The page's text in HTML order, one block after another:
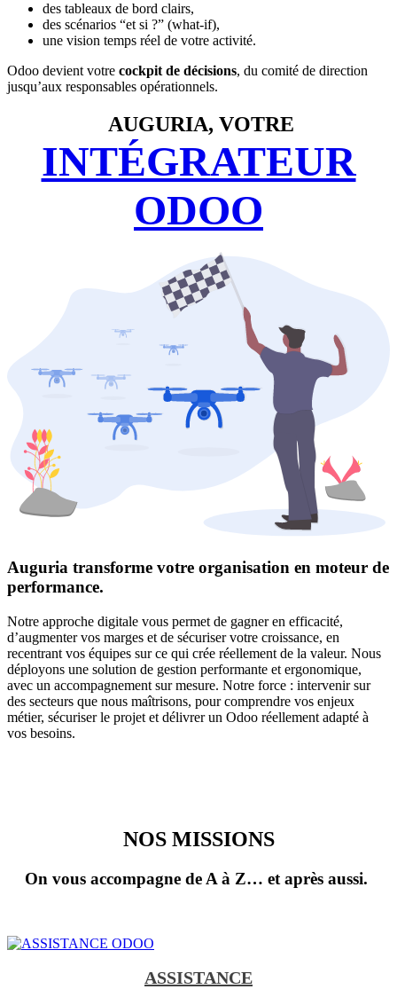
des tableaux de bord clairs,
des scénarios “et si ?” (what-if),
une vision temps réel de votre activité.
Odoo devient votre cockpit de décisions, du comité de direction
jusqu’aux responsables opérationnels.
AUGURIA, VOTRE
INTÉGRATEUR
ODOO
Auguria transforme votre organisation en moteur de
performance.
Notre approche digitale vous permet de gagner en efficacité,
d’augmenter vos marges et de sécuriser votre croissance, en
recentrant vos équipes sur ce qui crée réellement de la valeur. Nous
déployons une solution de gestion performante et ergonomique,
avec un accompagnement sur mesure. Notre force : intervenir sur
des secteurs que nous maîtrisons, pour comprendre vos enjeux
métier, sécuriser le projet et délivrer un Odoo réellement adapté à
vos besoins.
NOS MISSIONS
On vous accompagne de A à Z… et après aussi.
ASSISTANCE